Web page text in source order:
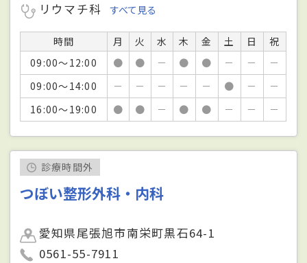
リウマチ科
すべて見る
時間 月 火 水 木 金 土 日
祝
09:00～12:00
● ● － ● ● － －
－
09:00～14:00
－ － － － － ● －
－
16:00～19:00
● ● － ● ● － － －
診療時間外
つぼい整形外科・内科
愛知県尾張旭市南栄町黒石64-1
0561-55-7911